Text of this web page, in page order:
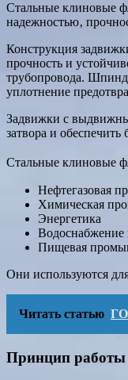
Стальные клиновые
надежностью‚
Конструкция
прочность и
трубопровода.
уплотнение
Задвижки с
затвора и
Стальные клиновые
Нефтегазовая
Химическая
Энергетика
Водоснабжение
Пищевая
Они используются
Читать статью
Принцип работы